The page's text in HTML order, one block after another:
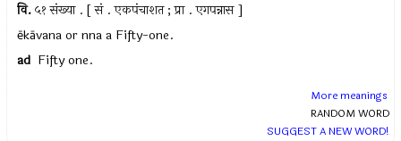
वि. ५१ संख्या . [ सं . एकपंचाशत ; प्रा . एगपन्नास ]
ēkāvana or nna a Fifty-one.
ad Fifty one.
More meanings
RANDOM WORD
SUGGEST A NEW WORD!